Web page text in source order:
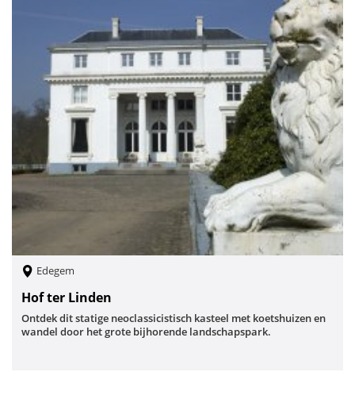
Edegem
Hof ter Linden
Ontdek dit statige neoclassicistisch kasteel met koetshuizen en
wandel door het grote bijhorende landschapspark.